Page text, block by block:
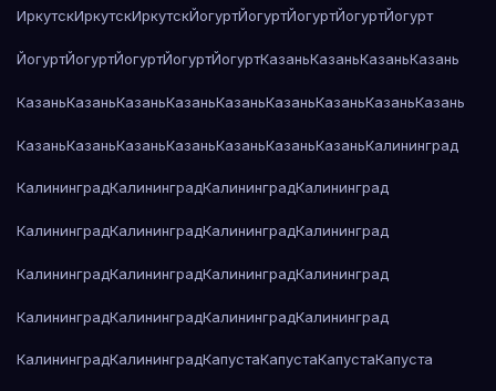
ИркутскИркутскИркутскЙогуртЙогуртЙогуртЙогуртЙогурт
ЙогуртЙогуртЙогуртЙогуртЙогуртКазаньКазаньКазаньКазань
КазаньКазаньКазаньКазаньКазаньКазаньКазаньКазаньКазань
КазаньКазаньКазаньКазаньКазаньКазаньКазаньКалининград
КалининградКалининградКалининградКалининград
КалининградКалининградКалининградКалининград
КалининградКалининградКалининградКалининград
КалининградКалининградКалининградКалининград
КалининградКалининградКапустаКапустаКапустаКапуста